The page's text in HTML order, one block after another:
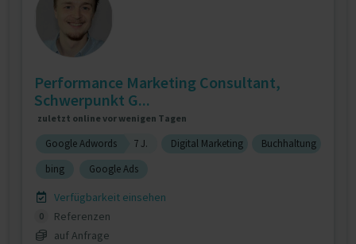
Performance Marketing Consultant,
Schwerpunkt G...
zuletzt online vor wenigen Tagen
Google Adwords 7 J. Digital Marketing
Buchhaltung
bing
Google Ads
Verfügbarkeit einsehen
0
Referenzen
auf Anfrage